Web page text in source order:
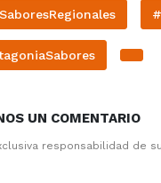
UN COMENTARIO
responsabilidad de